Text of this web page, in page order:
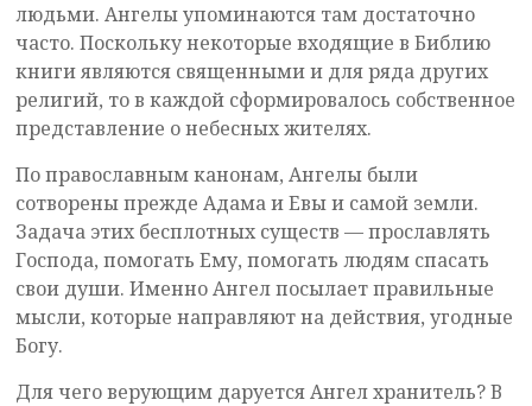
людьми. Ангелы упоминаются там достаточно
часто. Поскольку некоторые входящие в Библию
книги являются священными и для ряда других
религий, то в каждой сформировалось собственное
представление о небесных жителях.
По православным канонам, Ангелы были
сотворены прежде Адама и Евы и самой земли.
Задача этих бесплотных существ — прославлять
Господа, помогать Ему, помогать людям спасать
свои души. Именно Ангел посылает правильные
мысли, которые направляют на действия, угодные
Богу.
Для чего верующим даруется Ангел хранитель? В